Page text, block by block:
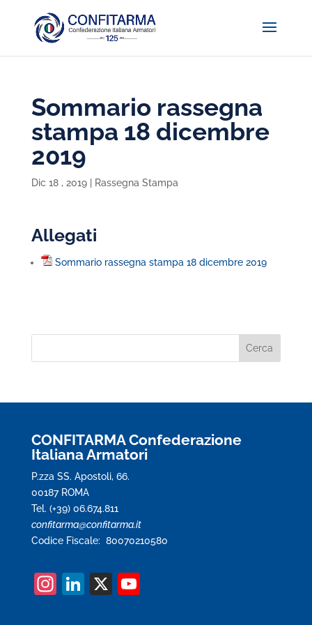
Sommario rassegna
stampa 18 dicembre
2019
Dic 18 , 2019| Rassegna Stampa
Allegati
Sommario rassegna stampa 18 dicembre 2019
CONFITARMA Confederazione
Italiana Armatori
P.zza SS. Apostoli, 66.
00187 ROMA
Tel. (+39) 06.674.811
confitarma@confitarma.it
Codice Fiscale: 80070210580
In Li X Y